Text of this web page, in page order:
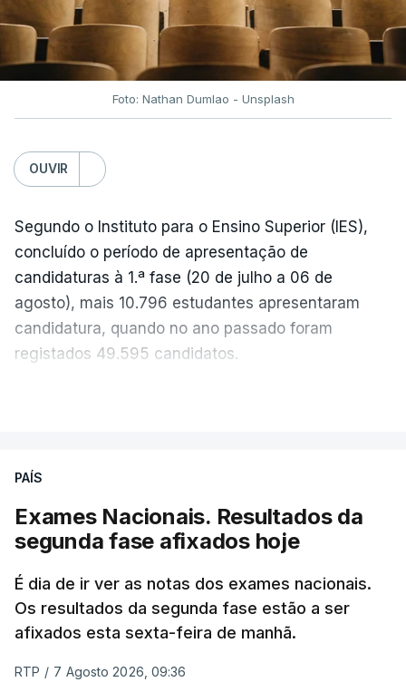
semanas têm sido marcadas por uma subida
acentuada, tendência que deverá ser revertida na
próxima semana.
c/Lusa
Foto: Nathan Dumlao - Unsplash
OUVIR
Segundo o Instituto para o Ensino Superior (IES),
concluído o período de apresentação de
candidaturas à 1.ª fase (20 de julho a 06 de
agosto), mais 10.796 estudantes apresentaram
candidatura, quando no ano passado foram
registados 49.595 candidatos.
anos, exceto nos anos da pandemia de Covid-19,
excecionais para a conclusão do ensino
secundário e para a utilização de exames
nacionais como provas de ingresso", refere o
Ministério da Educação, Ciência e Inovação (MECI)
em comunicado.
O MECI salienta que, sendo afixados hoje os
PAÍS
Exames Nacionais. Resultados da
segunda fase afixados hoje
É dia de ir ver as notas dos exames nacionais.
Os resultados da segunda fase estão a ser
afixados esta sexta-feira de manhã.
RTP / 7 Agosto 2026, 09:36